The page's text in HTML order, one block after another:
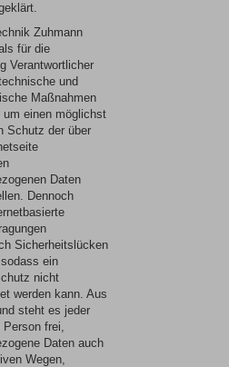
Zuhmann
für die
Verantwortlicher
und
Maßnahmen
um einen möglichst
Schutz der über
Daten
Dennoch
Sicherheitslücken
ein
nicht
werden kann. Aus
steht es jeder
Person frei,
Daten auch
Wegen,